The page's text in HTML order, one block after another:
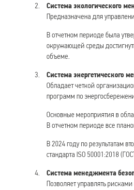
Система экологического
Предназначена для
В отчетном периоде была
окружающей среды
объеме.
Система энергетического
Обладает четкой
программ по
Основные мероприятия в
В отчетном периоде все
В 2024 году по результатам
стандарта ISO 50001:2018
Система менеджмента
Позволяет управлять